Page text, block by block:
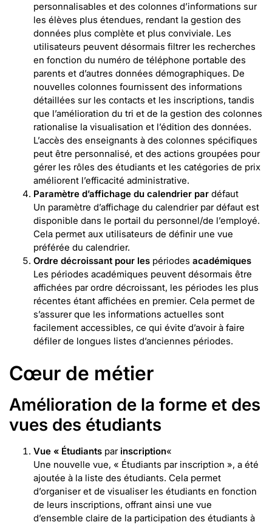
personnalisables et des colonnes d’informations sur
les élèves plus étendues, rendant la gestion des
données plus complète et plus conviviale. Les
utilisateurs peuvent désormais filtrer les recherches
en fonction du numéro de téléphone portable des
parents et d’autres données démographiques. De
nouvelles colonnes fournissent des informations
détaillées sur les contacts et les inscriptions, tandis
que l’amélioration du tri et de la gestion des colonnes
rationalise la visualisation et l’édition des données.
L’accès des enseignants à des colonnes spécifiques
peut être personnalisé, et des actions groupées pour
gérer les rôles des étudiants et les catégories de prix
améliorent l’efficacité administrative.
Paramètre d’affichage du calendrier par défaut
Un paramètre d’affichage du calendrier par défaut est
disponible dans le portail du personnel/de l’employé.
Cela permet aux utilisateurs de définir une vue
préférée du calendrier.
Ordre décroissant pour les périodes académiques
Les périodes académiques peuvent désormais être
affichées par ordre décroissant, les périodes les plus
récentes étant affichées en premier. Cela permet de
s’assurer que les informations actuelles sont
facilement accessibles, ce qui évite d’avoir à faire
défiler de longues listes d’anciennes périodes.
Cœur de métier
Amélioration de la forme et des
vues des étudiants
Vue « Étudiants parinscription«
Une nouvelle vue, « Étudiants par inscription », a été
ajoutée à la liste des étudiants. Cela permet
d’organiser et de visualiser les étudiants en fonction
de leurs inscriptions, offrant ainsi une vue
d’ensemble claire de la participation des étudiants à